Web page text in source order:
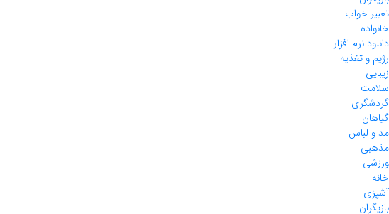
تعبیر خواب
خانواده
دانلود نرم افزار
رژیم و تغذیه
زیبایی
سلامت
گردشگری
گیاهان
مد و لباس
مذهبی
ورزشی
خانه
آشپزی
بازیگران